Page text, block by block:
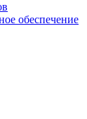
обеспечение